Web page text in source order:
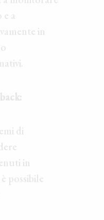
e a
in
di
in
possibile